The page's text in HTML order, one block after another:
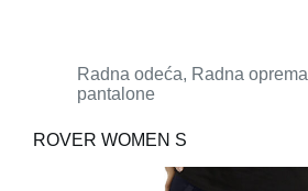
Radna odeća, Radna oprema
pantalone
ROVER WOMEN S